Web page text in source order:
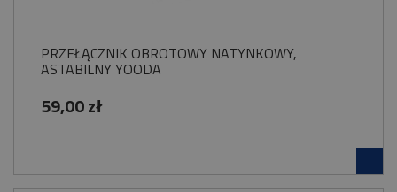
PRZEŁĄCZNIK OBROTOWY NATYNKOWY,
ASTABILNY YOODA
59,00 zł